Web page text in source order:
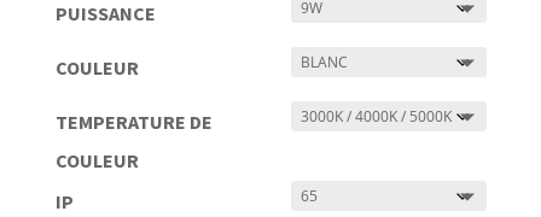
PUISSANCE
COULEUR
TEMPERATURE DE
COULEUR
IP